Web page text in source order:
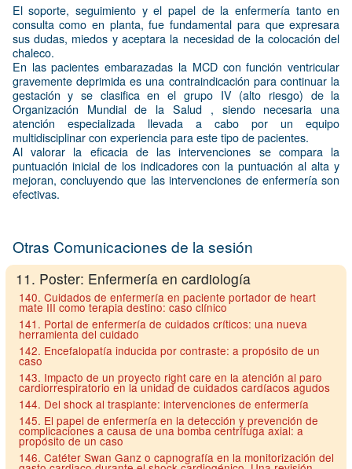
El soporte, seguimiento y el papel de la enfermería tanto en
consulta como en planta, fue fundamental para que expresara
sus dudas, miedos y aceptara la necesidad de la colocación del
chaleco.
En las pacientes embarazadas la MCD con función ventricular
gravemente deprimida es una contraindicación para continuar la
gestación y se clasifica en el grupo IV (alto riesgo) de la
Organización Mundial de la Salud , siendo necesaria una
atención especializada llevada a cabo por un equipo
multidisciplinar con experiencia para este tipo de pacientes.
Al valorar la eficacia de las intervenciones se compara la
puntuación inicial de los indicadores con la puntuación al alta y
mejoran, concluyendo que las intervenciones de enfermería son
efectivas.
Otras Comunicaciones de la sesión
11. Poster: Enfermería en cardiología
140. Cuidados de enfermería en paciente portador de heart
mate III como terapia destino: caso clínico
141. Portal de enfermería de cuidados críticos: una nueva
herramienta del cuidado
142. Encefalopatía inducida por contraste: a propósito de un
caso
143. Impacto de un proyecto right care en la atención al paro
cardiorrespiratorio en la unidad de cuidados cardíacos agudos
144. Del shock al trasplante: intervenciones de enfermería
145. El papel de enfermería en la detección y prevención de
complicaciones a causa de una bomba centrífuga axial: a
propósito de un caso
146. Catéter Swan Ganz o capnografía en la monitorización del